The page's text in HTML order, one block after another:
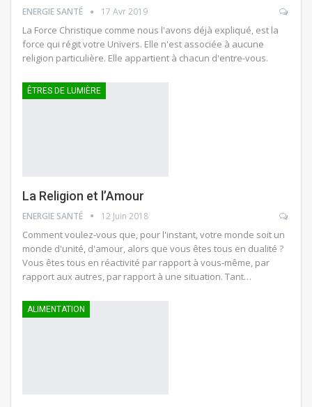
ENERGIE SANTÉ 17 Avr 2019
La Force Christique comme nous l'avons déjà expliqué, est la
force qui régit votre Univers. Elle n'est associée à aucune
religion particulière. Elle appartient à chacun d'entre-vous.
ÊTRES DE LUMIÈRE
La Religion et l’Amour
ENERGIE SANTÉ 12 Juin 2018
Comment voulez-vous que, pour l'instant, votre monde soit un
monde d'unité, d'amour, alors que vous êtes tous en dualité ?
Vous êtes tous en réactivité par rapport à vous-même, par
rapport aux autres, par rapport à une situation. Tant…
ALIMENTATION